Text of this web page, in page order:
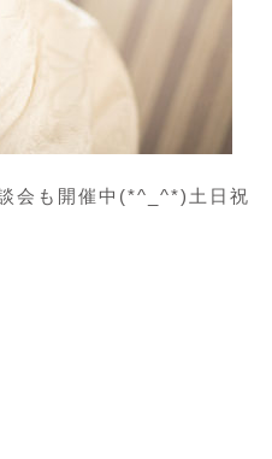
会も開催中(*^_^*)土日祝